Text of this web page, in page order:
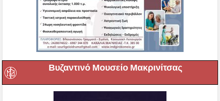
Βυζαντινό Μουσείο Μακρινίτσας